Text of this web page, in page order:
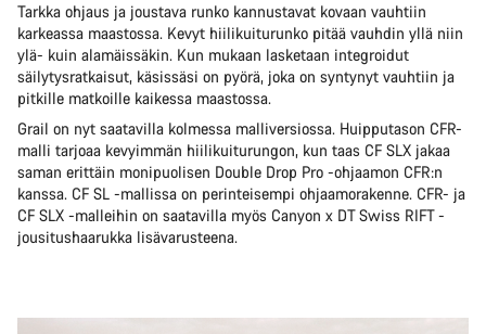
Tarkka ohjaus ja joustava runko kannustavat kovaan vauhtiin
karkeassa maastossa. Kevyt hiilikuiturunko pitää vauhdin yllä niin
ylä- kuin alamäissäkin. Kun mukaan lasketaan integroidut
säilytysratkaisut, käsissäsi on pyörä, joka on syntynyt vauhtiin ja
pitkille matkoille kaikessa maastossa.
Grail on nyt saatavilla kolmessa malliversiossa. Huipputason CFR-
malli tarjoaa kevyimmän hiilikuiturungon, kun taas CF SLX jakaa
saman erittäin monipuolisen Double Drop Pro -ohjaamon CFR:n
kanssa. CF SL -mallissa on perinteisempi ohjaamorakenne. CFR- ja
CF SLX -malleihin on saatavilla myös Canyon x DT Swiss RIFT -
jousitushaarukka lisävarusteena.